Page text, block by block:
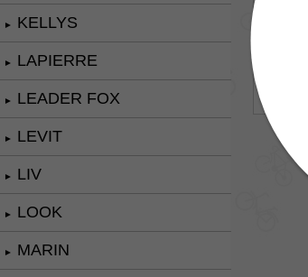
► KELLYS
► LAPIERRE
► LEADER FOX
► LEVIT
► LIV
► LOOK
► MARIN